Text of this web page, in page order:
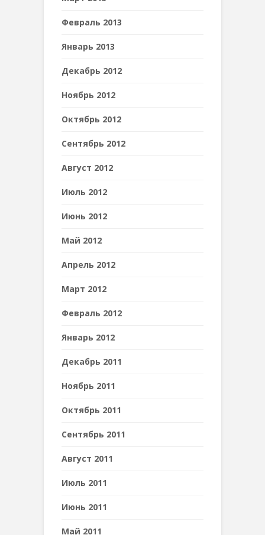
Февраль 2013
Январь 2013
Декабрь 2012
Ноябрь 2012
Октябрь 2012
Сентябрь 2012
Август 2012
Июль 2012
Июнь 2012
Май 2012
Апрель 2012
Март 2012
Февраль 2012
Январь 2012
Декабрь 2011
Ноябрь 2011
Октябрь 2011
Сентябрь 2011
Август 2011
Июль 2011
Июнь 2011
Май 2011